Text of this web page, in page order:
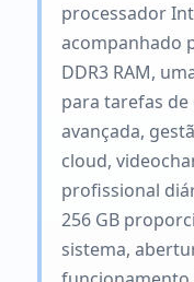
processador
acompanhado
DDR3 RAM,
para tarefas
avançada,
cloud,
profissional
256 GB
sistema,